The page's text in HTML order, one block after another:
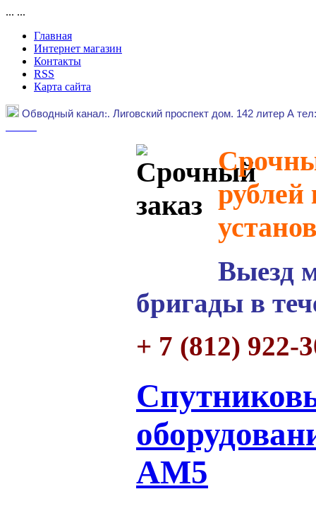
... ...
Главная
Интернет магазин
Контакты
RSS
Карта сайта
Обводный канал:. Лиговский проспект дом. 142 литер А
рублей
Выезд
бригады в
+ 7 (812) 922-
АМ5